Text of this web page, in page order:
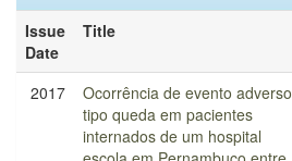
Issue
Date
Title
2017
Ocorrência de evento adverso
tipo queda em pacientes
internados de um hospital